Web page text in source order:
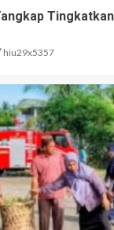
hiu29x5357